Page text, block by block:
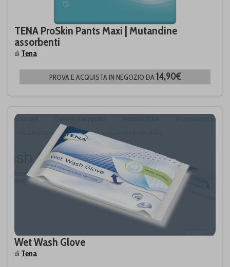
TENA ProSkin Pants Maxi | Mutandine
assorbenti
di Tena
PROVA E ACQUISTA IN NEGOZIO DA14,90€
Wet Wash Glove
di Tena